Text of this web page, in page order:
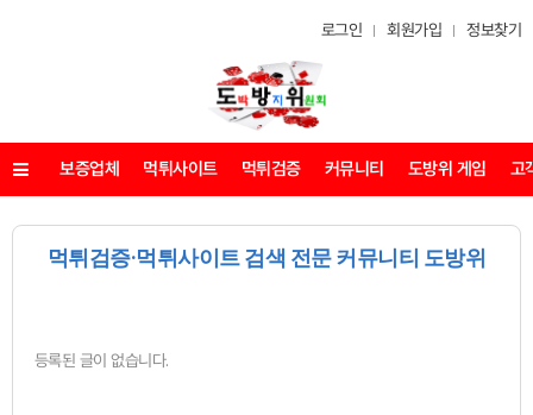
로그인 회원가입 정보찾기
메뉴 보증업체 먹튀사이트 먹튀검증 커뮤니티 도방위 게임 고
먹튀검증·먹튀사이트 검색 전문 커뮤니티 도방위
등록된 글이 없습니다.